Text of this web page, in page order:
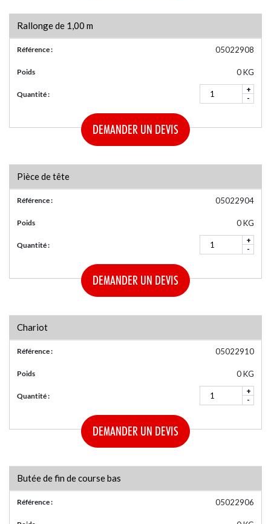
Rallonge de 1,00 m
Référence : 05022908
Poids 0 KG
Quantité :
+
-
DEMANDER UN DEVIS
Pièce de tête
Référence : 05022904
Poids 0 KG
Quantité :
+
-
DEMANDER UN DEVIS
Chariot
Référence : 05022910
Poids 0 KG
Quantité :
+
-
DEMANDER UN DEVIS
Butée de fin de course bas
Référence : 05022906